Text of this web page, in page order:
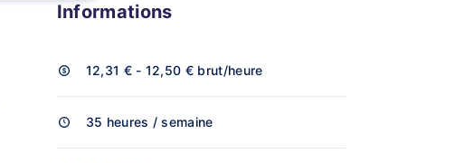
Informations
12,31 € - 12,50 € brut/heure
35 heures / semaine